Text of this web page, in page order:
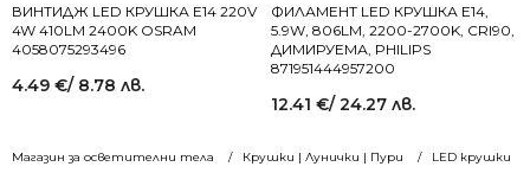
Магазин за осветителни тела Крушки | Лунички | Пури LED крушки
ВИНТИДЖ LED КРУШКА E14 220V
4W 410LM 2400K OSRAM
4058075293496
4.49 €/ 8.78 лв.
ФИЛАМЕНТ LED КРУШКА E14,
5.9W, 806LM, 2200-2700K, CRI90,
ДИМИРУЕМА, PHILIPS
871951444957200
12.41 €/ 24.27 лв.